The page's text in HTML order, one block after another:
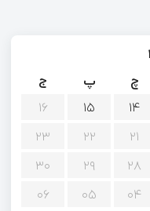
چ پ
ج
۱۴ ۱۵
۱۶
۲۱ ۲۲
۲۳
۲۸ ۲۹
۳۰
۰۴ ۰۵
۰۶